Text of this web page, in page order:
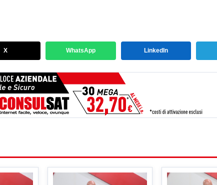
X WhatsApp LinkedIn